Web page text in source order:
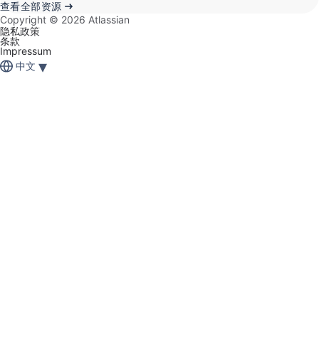
查看全部资源
Copyright © 2026 Atlassian
隐私政策
条款
Impressum
中文 ▾